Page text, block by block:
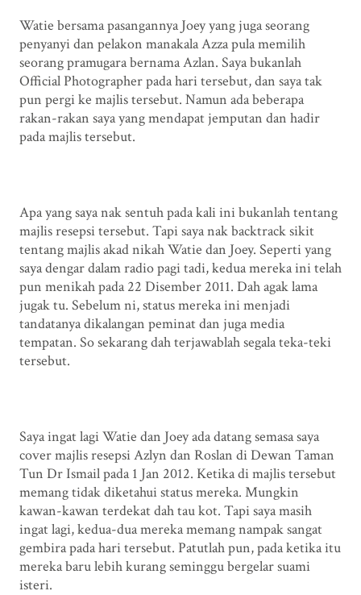
Watie bersama pasangannya Joey yang juga seorang
penyanyi dan pelakon manakala Azza pula memilih
seorang pramugara bernama Azlan. Saya bukanlah
Official Photographer pada hari tersebut, dan saya tak
pun pergi ke majlis tersebut. Namun ada beberapa
rakan-rakan saya yang mendapat jemputan dan hadir
pada majlis tersebut.
Apa yang saya nak sentuh pada kali ini bukanlah tentang
majlis resepsi tersebut. Tapi saya nak backtrack sikit
tentang majlis akad nikah Watie dan Joey. Seperti yang
saya dengar dalam radio pagi tadi, kedua mereka ini telah
pun menikah pada 22 Disember 2011. Dah agak lama
jugak tu. Sebelum ni, status mereka ini menjadi
tandatanya dikalangan peminat dan juga media
tempatan. So sekarang dah terjawablah segala teka-teki
tersebut.
Saya ingat lagi Watie dan Joey ada datang semasa saya
cover majlis resepsi Azlyn dan Roslan di Dewan Taman
Tun Dr Ismail pada 1 Jan 2012. Ketika di majlis tersebut
memang tidak diketahui status mereka. Mungkin
kawan-kawan terdekat dah tau kot. Tapi saya masih
ingat lagi, kedua-dua mereka memang nampak sangat
gembira pada hari tersebut. Patutlah pun, pada ketika itu
mereka baru lebih kurang seminggu bergelar suami
isteri.